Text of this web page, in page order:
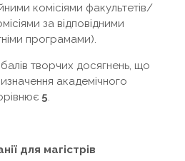
комісіями факультетів/
за відповідними
програмами).
творчих досягнень, що
академічного
5.
для магістрів